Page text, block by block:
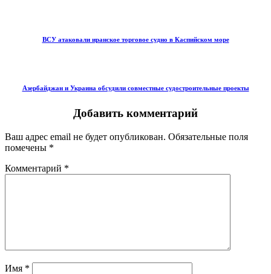
ВСУ атаковали иранское торговое судно в Каспийском море
Азербайджан и Украина обсудили совместные судостроительные проекты
Добавить комментарий
Ваш адрес email не будет опубликован. Обязательные поля
помечены *
Комментарий *
Имя *